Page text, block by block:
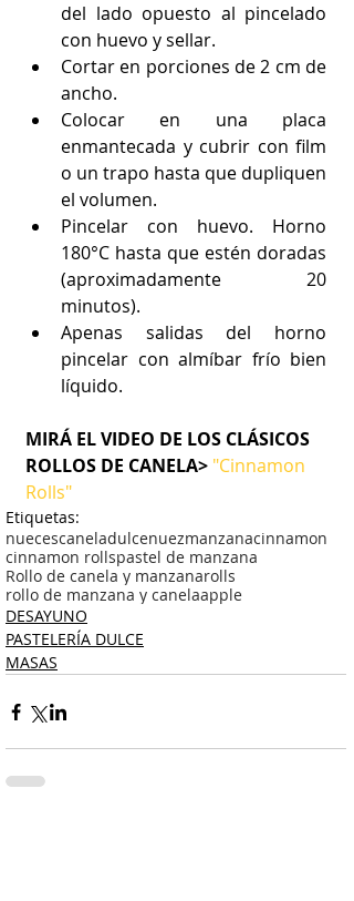
del lado opuesto al pincelado
con huevo y sellar.
Cortar en porciones de 2 cm de
ancho.
Colocar en una placa
enmantecada y cubrir con film
o un trapo hasta que dupliquen
el volumen.
Pincelar con huevo. Horno
180°C hasta que estén doradas
(aproximadamente 20
minutos).
Apenas salidas del horno
pincelar con almíbar frío bien
líquido.
MIRÁ EL VIDEO DE LOS CLÁSICOS
ROLLOS DE CANELA> "Cinnamon
Rolls"
Etiquetas:
nuecescaneladulcenuezmanzanacinnamon
cinnamon rollspastel de manzana
Rollo de canela y manzanarolls
rollo de manzana y canelaapple
DESAYUNO
PASTELERÍA DULCE
MASAS